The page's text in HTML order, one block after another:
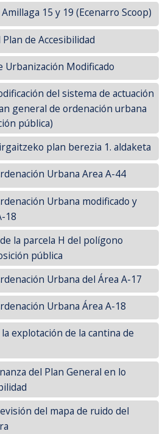
15 y 19 (Ecenarro Scoop)
de Accesibilidad
Urbanización Modificado
del sistema de actuación
general de ordenación urbana
pública)
plan berezia 1. aldaketa
Urbana Area A-44
Urbana modificado y
18
la parcela H del polígono
pública
Urbana del Área A-17
Urbana Área A-18
explotación de la cantina de
del Plan General en lo
del mapa de ruido del